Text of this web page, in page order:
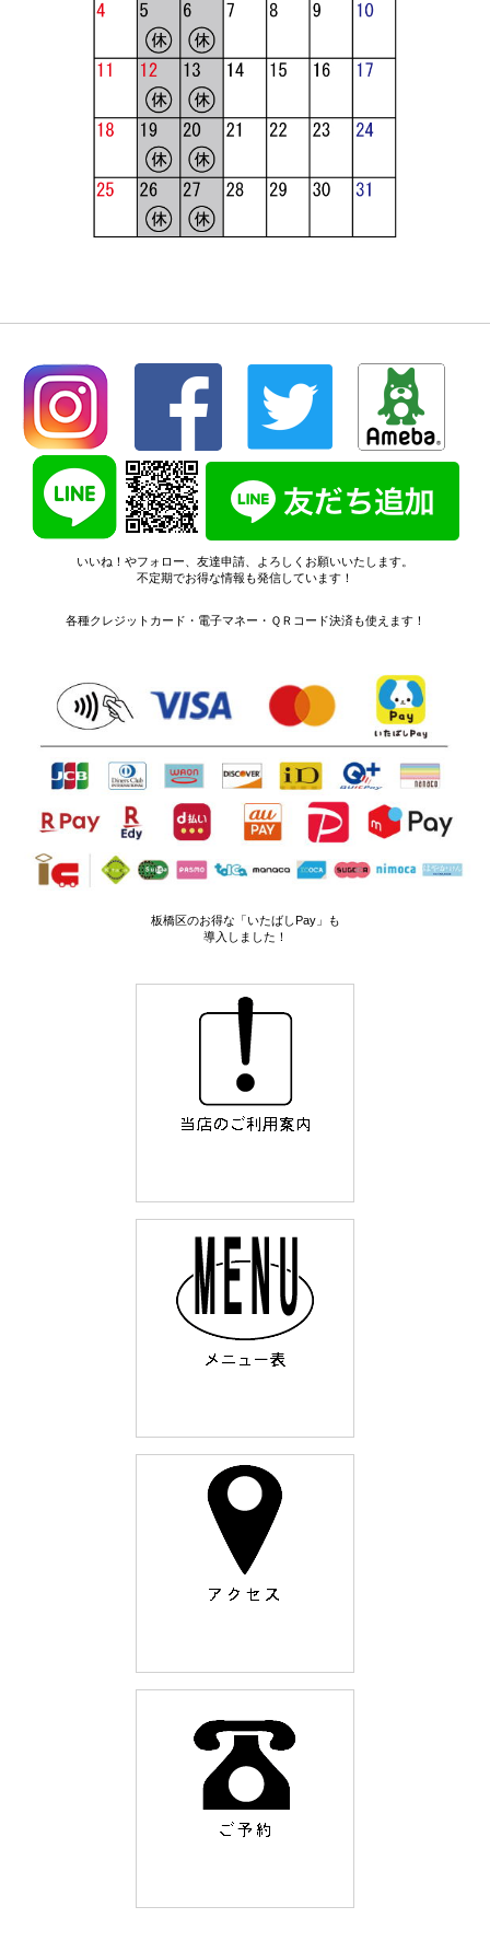
いいね！やフォロー、友達申請、よろしくお願いいたします。
不定期でお得な情報も発信しています！
各種クレジットカード ・電子マネー・ＱＲコード決済も使えます！
板橋区のお得な「いたばしPay」も
導入しました！